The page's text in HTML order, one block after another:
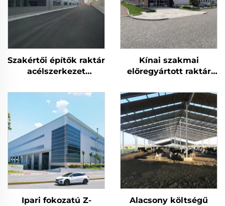
Szakértői építők raktár
acélszerkezet
acélépület
Kínai szakmai
előregyártott raktár
keret terv acélépület
Ipari fokozatú Z-
Alacsony költségű